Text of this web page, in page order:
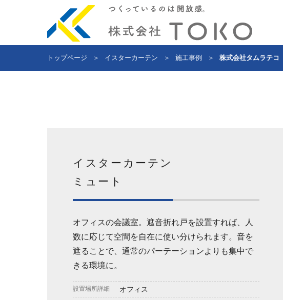
トップページ ＞ イスターカーテン ＞ 施工事例 ＞ 株式会社タムラテコ
イスターカーテン
ミュート
オフィスの会議室。遮音折れ戸を設置すれば、人
数に応じて空間を自在に使い分けられます。音を
遮ることで、通常のパーテーションよりも集中で
きる環境に。
設置場所詳細 オフィス